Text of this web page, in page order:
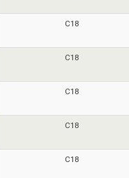
C18
C18
C18
C18
C18